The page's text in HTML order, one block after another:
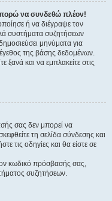
να συνδεθώ πλέον!
ή να διέγραψε τον
συστήματα συζητήσεων
μηνύματα για
της βάσης δεδομένων.
ξανά και να εμπλακείτε στις
σας δεν μπορεί να
τη σελίδα σύνδεσης και
τις οδηγίες και θα είστε σε
κωδικό πρόσβασής σας,
συζητήσεων.